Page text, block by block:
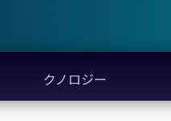
クノロジー